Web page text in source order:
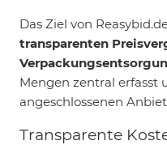
Das Ziel von
transparenten
Mengen zentral erfasst
angeschlossenen
Transparente